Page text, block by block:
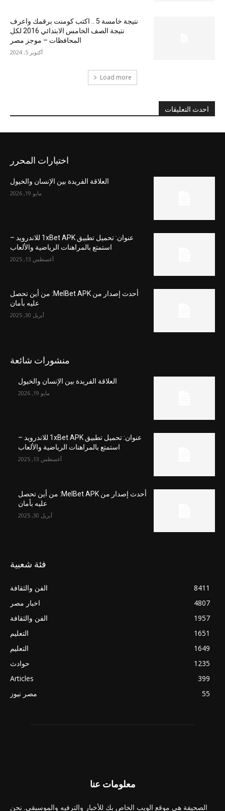
نتيجة خامسة 5 .. اكتب كومنت برقمك واعرف
نتيجة الصف الخامس الابتدائي 2016 لكل
المحافظات – موجز مصر
أكتوبر 5, 2024
Load more
احدث التعليقات
اختيارات المحرر
العلاقة الفريدة بين الإنسان والخيول
مايو 19, 2026
عنوان: تحميل تطبيق 1xBet APK للاندرويد –
استمتع بالمراهنات الرياضية والألعاب
أغسطس 13, 2025
أحدث إصدار من MelBet APK: من أين تحصل
عليه بأمان
أبريل 30, 2025
منشورات شائعة
العلاقة الفريدة بين الإنسان والخيول
مايو 19, 2026
عنوان: تحميل تطبيق 1xBet APK للاندرويد –
استمتع بالمراهنات الرياضية والألعاب
أغسطس 13, 2025
أحدث إصدار من MelBet APK: من أين تحصل
عليه بأمان
أبريل 30, 2025
فئة شعبية
الفن والثقافة
8411
اخبار مصر
4807
الفن والثقافة
1957
التعليم
1651
التعليم
1649
حوادث
1235
Articles
399
مصر نيوز
55
معلومات عنا
الصحيفة هي موقع الويب الخاص بك للأخبار والترفيه والموسيقى. نحن